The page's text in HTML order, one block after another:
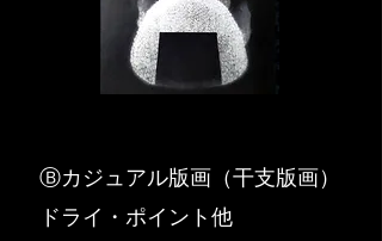
​Ⓑカジュアル版画（干支版画）
ドライ・ポイント他